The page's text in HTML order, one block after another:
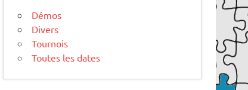
Démos
Divers
Tournois
Toutes les dates